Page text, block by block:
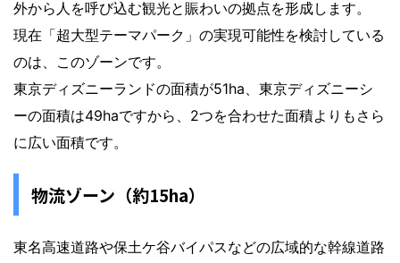
外から人を呼び込む観光と賑わいの拠点を形成します。
現在「超大型テーマパーク」の実現可能性を検討している
のは、このゾーンです。
東京ディズニーランドの面積が51ha、東京ディズニーシ
ーの面積は49haですから、2つを合わせた面積よりもさら
に広い面積です。
物流ゾーン（約15ha）
東名高速道路や保土ケ谷バイパスなどの広域的な幹線道路